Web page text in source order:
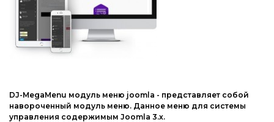
Joomla
Шаблоны Joomla
Релизы Joomla
Модули, плагины Joomla
Шаблоны Joomla
DJ-MegaMenu модуль меню joomla - представляет собой
навороченный модуль меню. Данное меню для системы
управления содержимым Joomla 3.x.
Web-Мастеру